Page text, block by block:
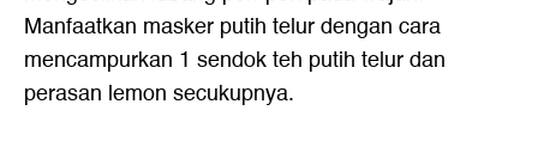
Manfaatkan masker putih telur dengan cara
mencampurkan 1 sendok teh putih telur dan
perasan lemon secukupnya.